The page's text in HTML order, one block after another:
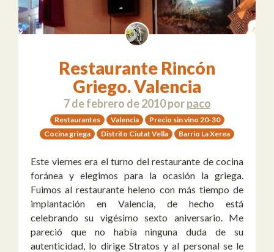
Restaurante Rincón
Griego. Valencia
7 de febrero de 2010porpaco
Restaurantes Valencia
Precio sin vino 20-30
Cocina griega
Distrito Ciutat Vella Barrio La Xerea
Este viernes era el turno del restaurante de cocina
foránea y elegimos para la ocasión la griega.
Fuimos al restaurante heleno con más tiempo de
implantación en Valencia, de hecho está
celebrando su vigésimo sexto aniversario. Me
pareció que no había ninguna duda de su
autenticidad, lo dirige Stratos y al personal se le